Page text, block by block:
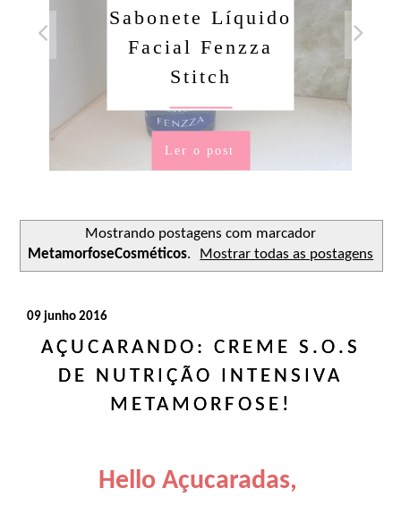
Sabonete Líquido
Facial Fenzza
Stitch
Ler o post
Mostrando postagens com marcador
MetamorfoseCosméticos. Mostrar todas as postagens
09 junho 2016
AÇUCARANDO: CREME S.O.S
DE NUTRIÇÃO INTENSIVA
METAMORFOSE!
Hello Açucaradas,